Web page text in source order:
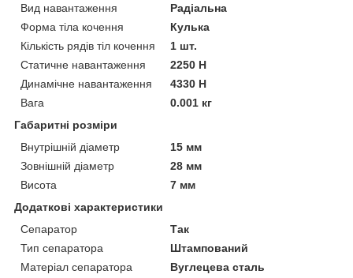
Вид навантаження
Радіальна
Форма тіла кочення
Кулька
Кількість рядів тіл кочення
1 шт.
Статичне навантаження
2250 Н
Динамічне навантаження
4330 Н
Вага
0.001 кг
Габаритні розміри
Внутрішній діаметр
15 мм
Зовнішній діаметр
28 мм
Висота
7 мм
Додаткові характеристики
Сепаратор
Так
Тип сепаратора
Штампований
Матеріал сепаратора
Вуглецева сталь